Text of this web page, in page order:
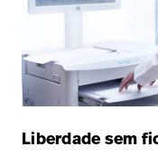
Liberdade sem